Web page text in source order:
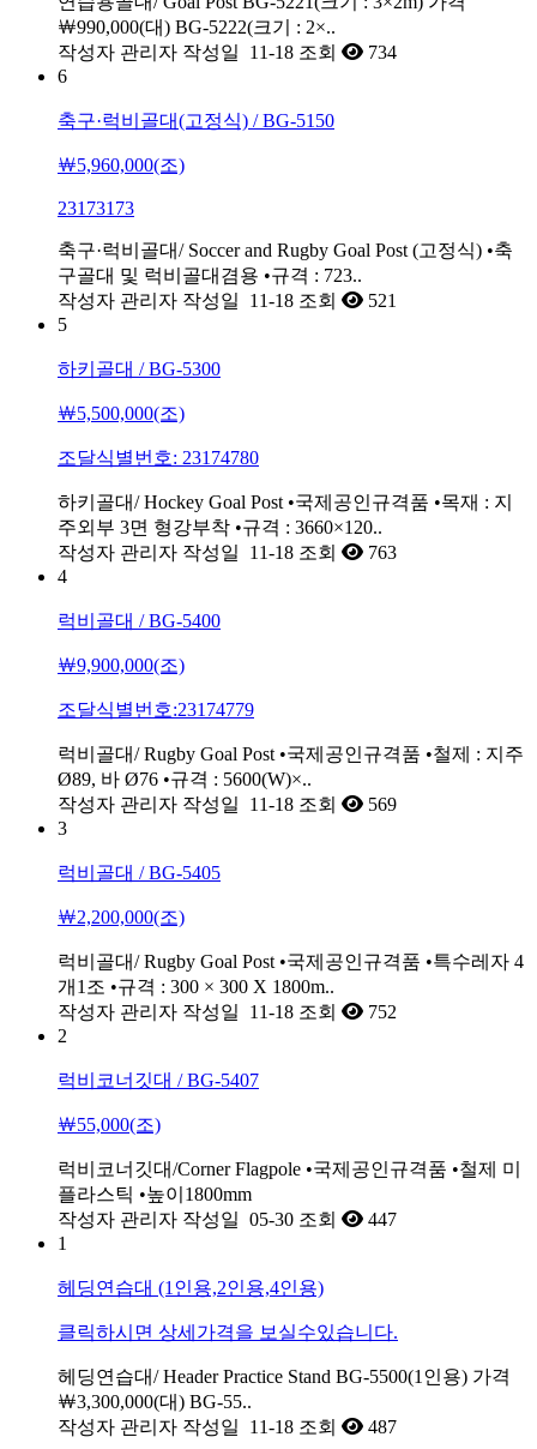
￦990,000(대) BG-5222(크기 : 2×..
작성자 관리자 작성일 11-18 조회
734
6
축구·럭비골대(고정식) / BG-5150
￦5,960,000(조)
23173173
축구·럭비골대/ Soccer and Rugby Goal Post (고정식) •축
구골대 및 럭비골대겸용 •규격 : 723..
작성자 관리자 작성일 11-18 조회
521
5
하키골대 / BG-5300
￦5,500,000(조)
조달식별번호: 23174780
하키골대/ Hockey Goal Post •국제공인규격품 •목재 : 지
주외부 3면 형강부착 •규격 : 3660×120..
작성자 관리자 작성일 11-18 조회
763
4
럭비골대 / BG-5400
￦9,900,000(조)
조달식별번호:23174779
럭비골대/ Rugby Goal Post •국제공인규격품 •철제 : 지주
Ø89, 바 Ø76 •규격 : 5600(W)×..
작성자 관리자 작성일 11-18 조회
569
3
럭비골대 / BG-5405
￦2,200,000(조)
럭비골대/ Rugby Goal Post •국제공인규격품 •특수레자 4
개1조 •규격 : 300 × 300 X 1800m..
작성자 관리자 작성일 11-18 조회
752
2
럭비코너깃대 / BG-5407
￦55,000(조)
럭비코너깃대/Corner Flagpole •국제공인규격품 •철제 미
플라스틱 •높이1800mm
작성자 관리자 작성일 05-30 조회
447
1
헤딩연습대 (1인용,2인용,4인용)
클릭하시면 상세가격을 보실수있습니다.
헤딩연습대/ Header Practice Stand BG-5500(1인용) 가격
￦3,300,000(대) BG-55..
작성자 관리자 작성일 11-18 조회 487